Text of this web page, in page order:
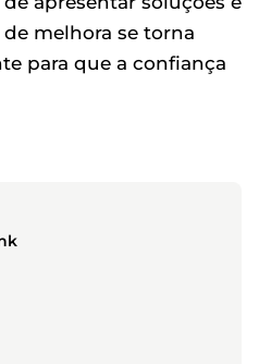
melhora se torna
para que a confiança